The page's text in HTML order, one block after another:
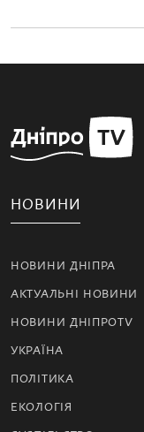
НОВИНИ
НОВИНИ ДНІПРА
АКТУАЛЬНІ НОВИНИ
НОВИНИ ДНІПРОTV
УКРАЇНА
ПОЛІТИКА
ЕКОЛОГІЯ